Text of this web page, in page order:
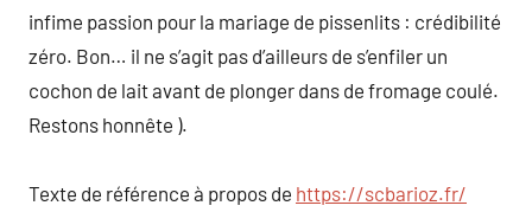
infime passion pour la mariage de pissenlits : crédibilité
zéro. Bon… il ne s’agit pas d’ailleurs de s’enfiler un
cochon de lait avant de plonger dans de fromage coulé.
Restons honnête ).
Texte de référence à propos de https://scbarioz.fr/